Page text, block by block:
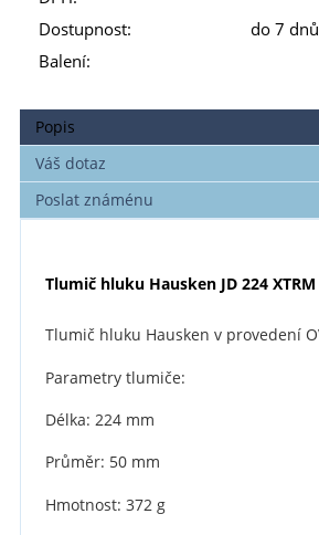
Dostupnost:
do 7 dnů
Balení:
Popis
Váš dotaz
Poslat známénu
Tlumič hluku Hausken JD 224 XTRM
Tlumič hluku Hausken v provedení
Parametry tlumiče:
Délka: 224 mm
Průměr: 50 mm
Hmotnost: 372 g